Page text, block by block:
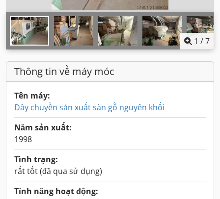
1 /7
Thông tin về máy móc
Tên máy:
Dây chuyền sản xuất sàn gỗ nguyên khối
Năm sản xuất:
1998
Tình trạng:
rất tốt (đã qua sử dụng)
Tính năng hoạt động: